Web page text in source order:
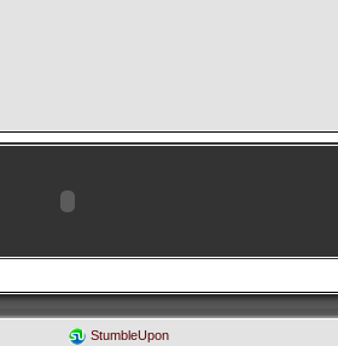
StumbleUpon